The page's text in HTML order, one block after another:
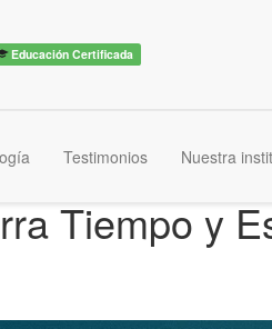
Educación Certificada
Testimonios Nuestra
Tiempo y